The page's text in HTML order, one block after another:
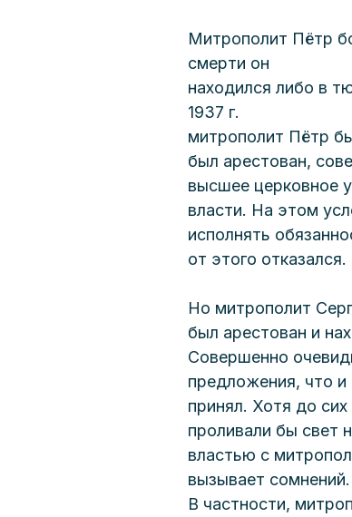
Митрополит Пётр
смерти он
находился либо в
1937 г.
митрополит Пётр
был арестован,
высшее церковное
власти. На этом
исполнять
от этого отказался.
Но митрополит
был арестован и
Совершенно
предложения, что
принял. Хотя до
проливали бы свет
властью с
вызывает сомнений.
В частности,